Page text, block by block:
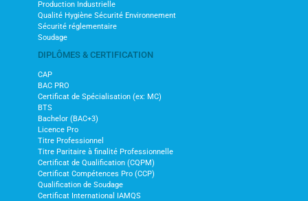
Production Industrielle
Qualité Hygiène Sécurité Environnement
Sécurité réglementaire
Soudage
DIPLÔMES & CERTIFICATION
CAP
BAC PRO
Certificat de Spécialisation (ex: MC)
BTS
Bachelor (BAC+3)
Licence Pro
Titre Professionnel
Titre Paritaire à finalité Professionnelle
Certificat de Qualification (CQPM)
Certificat Compétences Pro (CCP)
Qualification de Soudage
Certificat International IAMQS